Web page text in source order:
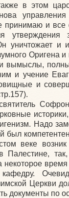
в этом
управления
принимаю и все
утверждения
уничтожает и
Оригена
вымыслы,
и учение
и
Надо
был
веке
Палестине, так,
некоторое
кафедру.
Церкви
документы по